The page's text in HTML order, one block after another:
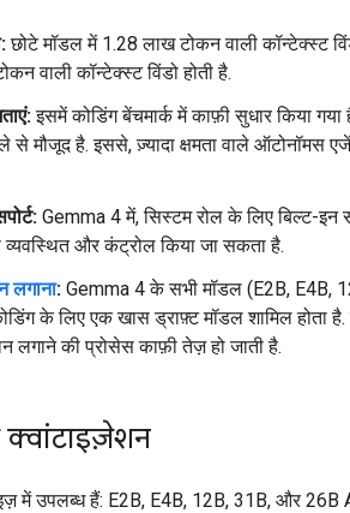
छोटे मॉडल में 1.28 लाख टोकन वाली कॉन्टेक्स्ट
वाली कॉन्टेक्स्ट विंडो होती है.
इसमें कोडिंग बेंचमार्क में काफ़ी सुधार किया गया
से मौजूद है. इससे, ज़्यादा क्षमता वाले ऑटोनॉमस
Gemma 4 में, सिस्टम रोल के लिए बिल्ट-इन
व्यवस्थित और कंट्रोल किया जा सकता है.
लगाना: Gemma 4 के सभी मॉडल (E2B, E4B,
के लिए एक खास ड्राफ़्ट मॉडल शामिल होता
लगाने की प्रोसेस काफ़ी तेज़ हो जाती है.
में उपलब्ध हैं: E2B, E4B, 12B, 31B, और 26B